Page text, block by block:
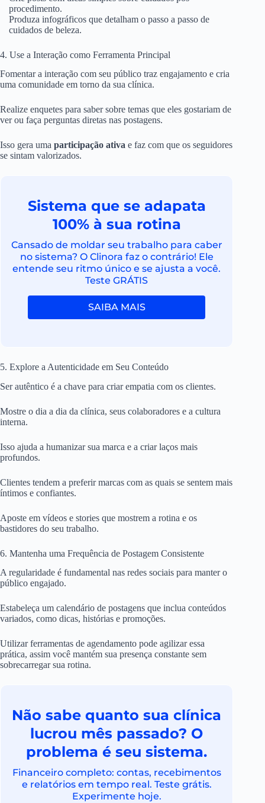
procedimento.
Produza infográficos que detalham o passo a passo de
cuidados de beleza.
4. Use a Interação como Ferramenta Principal
Fomentar a interação com seu público traz engajamento e cria
uma comunidade em torno da sua clínica.
Realize enquetes para saber sobre temas que eles gostariam de
ver ou faça perguntas diretas nas postagens.
Isso gera uma participação ativa e faz com que os seguidores
se sintam valorizados.
Sistema que se adapata
100% à sua rotina
Cansado de moldar seu trabalho para caber
no sistema? O Clinora faz o contrário! Ele
entende seu ritmo único e se ajusta a você.
Teste GRÁTIS
SAIBA MAIS
5. Explore a Autenticidade em Seu Conteúdo
Ser autêntico é a chave para criar empatia com os clientes.
Mostre o dia a dia da clínica, seus colaboradores e a cultura
interna.
Isso ajuda a humanizar sua marca e a criar laços mais
profundos.
Clientes tendem a preferir marcas com as quais se sentem mais
íntimos e confiantes.
Aposte em vídeos e stories que mostrem a rotina e os
bastidores do seu trabalho.
6. Mantenha uma Frequência de Postagem Consistente
A regularidade é fundamental nas redes sociais para manter o
público engajado.
Estabeleça um calendário de postagens que inclua conteúdos
variados, como dicas, histórias e promoções.
Utilizar ferramentas de agendamento pode agilizar essa
prática, assim você mantém sua presença constante sem
sobrecarregar sua rotina.
Não sabe quanto sua clínica
lucrou mês passado? O
problema é seu sistema.
Financeiro completo: contas, recebimentos
e relatórios em tempo real. Teste grátis.
Experimente hoje.